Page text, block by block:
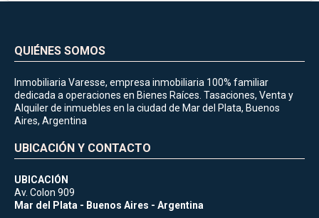
QUIÉNES SOMOS
Inmobiliaria Varesse, empresa inmobiliaria 100% familiar
dedicada a operaciones en Bienes Raíces. Tasaciones, Venta y
Alquiler de inmuebles en la ciudad de Mar del Plata, Buenos
Aires, Argentina
UBICACIÓN Y CONTACTO
UBICACIÓN
Av. Colon 909
Mar del Plata - Buenos Aires - Argentina